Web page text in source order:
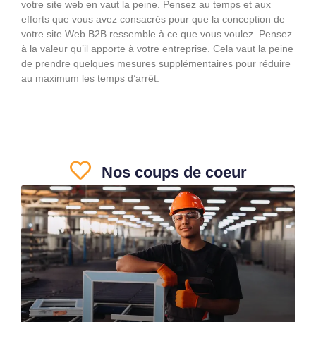
votre site web en vaut la peine. Pensez au temps et aux
efforts que vous avez consacrés pour que la conception de
votre site Web B2B ressemble à ce que vous voulez. Pensez
à la valeur qu’il apporte à votre entreprise. Cela vaut la peine
de prendre quelques mesures supplémentaires pour réduire
au maximum les temps d’arrêt.
Nos coups de coeur